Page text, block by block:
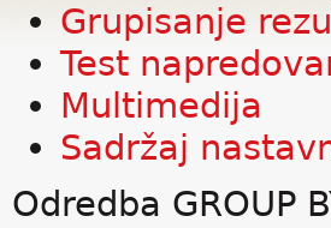
Grupisanje
Test
Multimedija
Sadržaj
Odredba GROUP